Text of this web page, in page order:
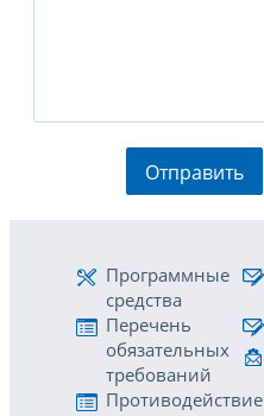
Отправить
Программные
средства
Перечень
обязательных
требований
Противодействие